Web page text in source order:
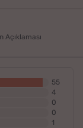
Açıklaması
55
4
0
0
1